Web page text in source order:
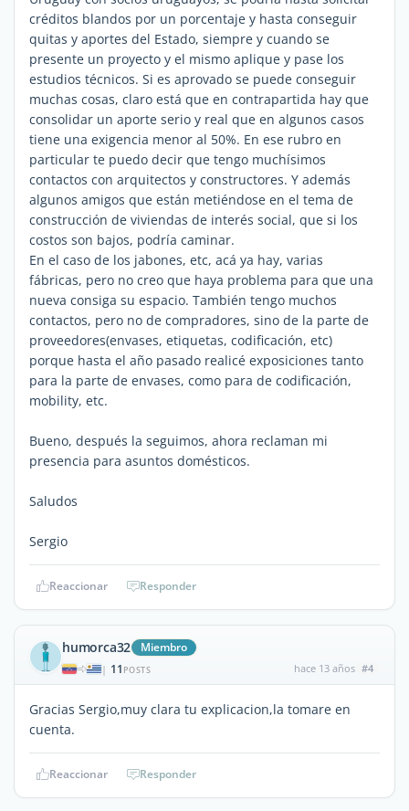
créditos blandos por un porcentaje y hasta conseguir
quitas y aportes del Estado, siempre y cuando se
presente un proyecto y el mismo aplique y pase los
estudios técnicos. Si es aprovado se puede conseguir
muchas cosas, claro está que en contrapartida hay que
consolidar un aporte serio y real que en algunos casos
tiene una exigencia menor al 50%. En ese rubro en
particular te puedo decir que tengo muchísimos
contactos con arquitectos y constructores. Y además
algunos amigos que están metiéndose en el tema de
construcción de viviendas de interés social, que si los
costos son bajos, podría caminar.
En el caso de los jabones, etc, acá ya hay, varias
fábricas, pero no creo que haya problema para que una
nueva consiga su espacio. También tengo muchos
contactos, pero no de compradores, sino de la parte de
proveedores(envases, etiquetas, codificación, etc)
porque hasta el año pasado realicé exposiciones tanto
para la parte de envases, como para de codificación,
mobility, etc.
Bueno, después la seguimos, ahora reclaman mi
presencia para asuntos domésticos.
Saludos
Sergio
Reaccionar Responder
humorca32 Miembro
| 11 POSTS hace 13 años #4
Gracias Sergio,muy clara tu explicacion,la tomare en
cuenta.
Reaccionar Responder